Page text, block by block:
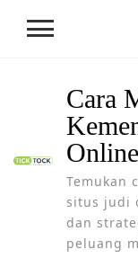
Cara
Temukan
situs judi
dan
peluang